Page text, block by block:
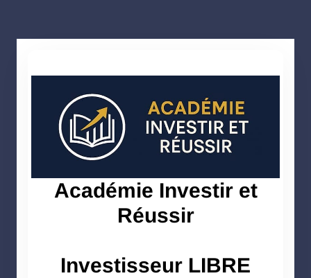
Académie Investir et
Réussir
Investisseur LIBRE